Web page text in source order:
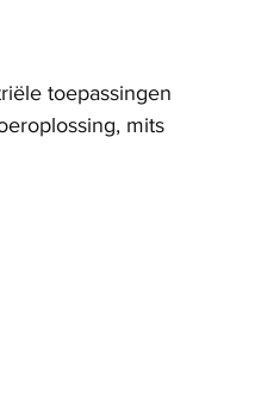
toepassingen
mits